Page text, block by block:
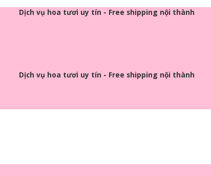
Dịch vụ hoa tươi uy tín - Free shipping nội thành
Dịch vụ hoa tươi uy tín - Free shipping nội thành